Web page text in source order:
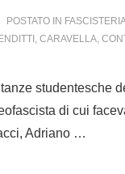
POSTATO IN
, CARAVELLA,
studentesche
di cui
Adriano …